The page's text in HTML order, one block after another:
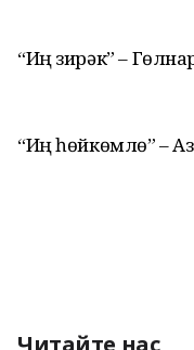
“Иң зирәк” –
“Иң һөйкөмлө” –
Читайте нас